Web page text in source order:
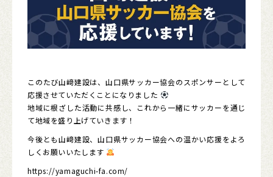
このたび山﨑建設は、山口県サッカー協会のスポンサーとして
応援させていただくことになりました
地域に根ざした活動に共感し、これから一緒にサッカーを通じ
て地域を盛り上げていきます！
今後とも山﨑建設、山口県サッカー協会への温かい応援をよろ
しくお願いいたします
https://yamaguchi-fa.com/